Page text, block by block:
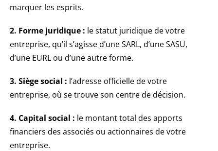
marquer les esprits.
2. Forme juridique : le statut juridique de votre
entreprise, qu’il s’agisse d’une SARL, d’une SASU,
d’une EURL ou d’une autre forme.
3. Siège social : l’adresse officielle de votre
entreprise, où se trouve son centre de décision.
4. Capital social : le montant total des apports
financiers des associés ou actionnaires de votre
entreprise.